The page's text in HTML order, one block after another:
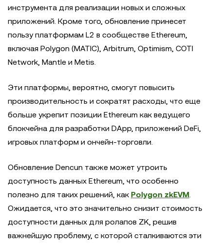
инструмента для реализации новых и сложных
приложений. Кроме того, обновление принесет
пользу платформам L2 в сообществе Ethereum,
включая Polygon (MATIC), Arbitrum, Optimism, COTI
Network, Mantle и Metis.
Эти платформы, вероятно, смогут повысить
производительность и сократят расходы, что еще
больше укрепит позиции Ethereum как ведущего
блокчейна для разработки DApp, приложений DeFi,
игровых платформ и ончейн-торговли.
Обновление Dencun также может утроить
доступность данных Ethereum, что особенно
полезно для таких решений, как Polygon zkEVM.
Ожидается, что это значительно снизит стоимость
доступности данных для ролапов ZK, решив
важнейшую проблему, с которой сталкиваются эти